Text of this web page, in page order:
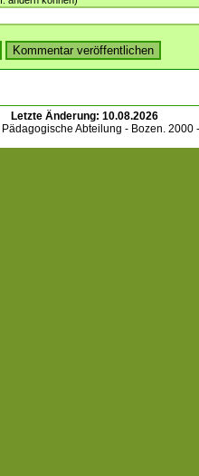
Letzte Änderung: 10.08.2026
Abteilung - Bozen. 2000